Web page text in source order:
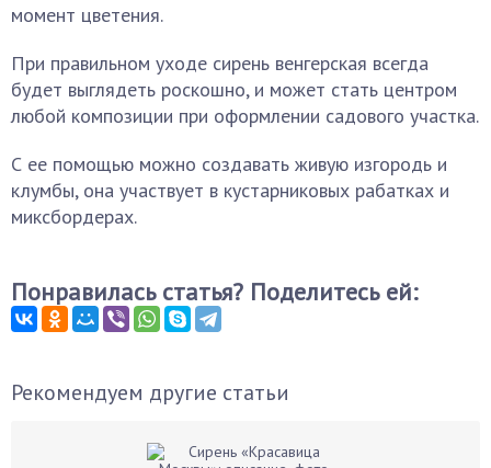
момент цветения.
При правильном уходе сирень венгерская всегда
будет выглядеть роскошно, и может стать центром
любой композиции при оформлении садового участка.
С ее помощью можно создавать живую изгородь и
клумбы, она участвует в кустарниковых рабатках и
миксбордерах.
Понравилась статья? Поделитесь ей:
Рекомендуем другие статьи